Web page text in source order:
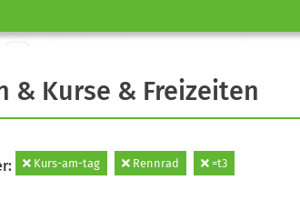
& Kurse & Freizeiten
Kurs-am-tag Rennrad =t3